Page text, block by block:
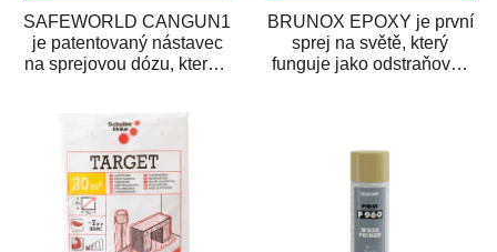
SAFEWORLD CANGUN1
je patentovaný nástavec
na sprejovou dózu, který ji
BRUNOX EPOXY je první
sprej na světě, který
funguje jako odstraňovač